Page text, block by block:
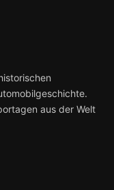
aus der Welt